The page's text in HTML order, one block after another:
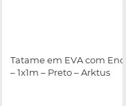
Tatame em EVA com
– 1x1m – Preto – Arktus